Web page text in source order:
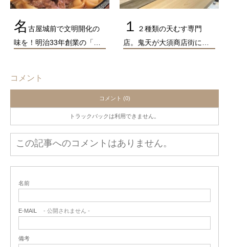
名 古屋城前で文明開化の
味を！明治33年創業の「…
１
２種類の天むす専門
店。鬼天が大須商店街に…
コメント
コメント (0)
トラックバックは利用できません。
この記事へのコメントはありません。
名前
E-MAIL - 公開されません -
備考